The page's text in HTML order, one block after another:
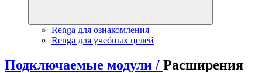
Renga для ознакомления
Renga для учебных целей
Подключаемые модули / Расширения